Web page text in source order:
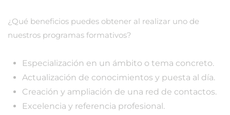
¿Qué beneficios puedes obtener al realizar uno de
nuestros programas formativos?
Especialización en un ámbito o tema concreto.
Actualización de conocimientos y puesta al día.
Creación y ampliación de una red de contactos.
Excelencia y referencia profesional.